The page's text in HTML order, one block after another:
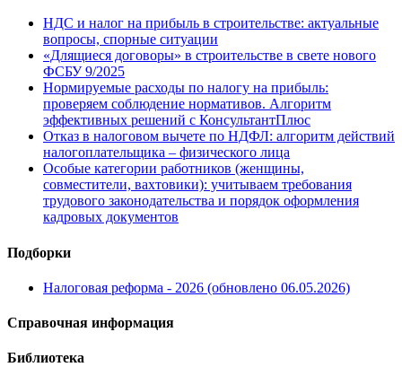
НДС и налог на прибыль в строительстве: актуальные
вопросы, спорные ситуации
«Длящиеся договоры» в строительстве в свете нового
ФСБУ 9/2025
Нормируемые расходы по налогу на прибыль:
проверяем соблюдение нормативов. Алгоритм
эффективных решений с КонсультантПлюс
Отказ в налоговом вычете по НДФЛ: алгоритм действий
налогоплательщика – физического лица
Особые категории работников (женщины,
совместители, вахтовики): учитываем требования
трудового законодательства и порядок оформления
кадровых документов
Подборки
Налоговая реформа - 2026 (обновлено 06.05.2026)
Справочная информация
Библиотека